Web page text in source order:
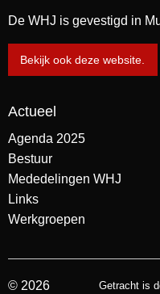
De WHJ is gevestigd in
Bekijk ook deze website.
Actueel
Agenda 2025
Bestuur
Mededelingen WHJ
Links
Werkgroepen
© 2026 Getracht is